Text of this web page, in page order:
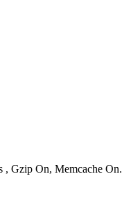
, Gzip On, Memcache On.